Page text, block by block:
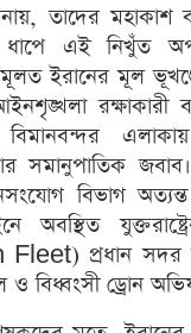
তাদের মহাকাশ
এই নিখুঁত
ইরানের মূল
রক্ষাকারী
এলাকায়
সমানুপাতিক
বিভাগ
অবস্থিত
Fleet) প্রধান সদর
বিধ্বংসী ড্রোন